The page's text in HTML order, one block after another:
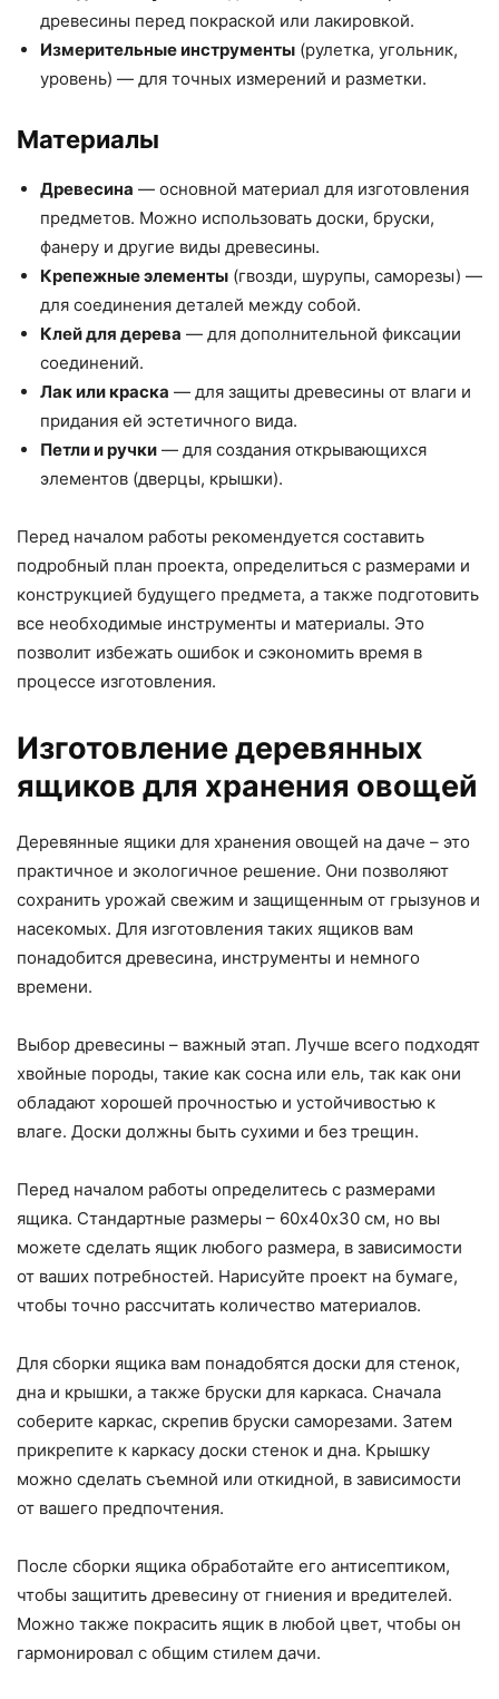
древесины перед покраской или лакировкой.
Измерительные инструменты (рулетка, угольник,
уровень) — для точных измерений и разметки.
Материалы
Древесина — основной материал для изготовления
предметов. Можно использовать доски, бруски,
фанеру и другие виды древесины.
Крепежные элементы (гвозди, шурупы, саморезы) —
для соединения деталей между собой.
Клей для дерева — для дополнительной фиксации
соединений.
Лак или краска — для защиты древесины от влаги и
придания ей эстетичного вида.
Петли и ручки — для создания открывающихся
элементов (дверцы, крышки).
Перед началом работы рекомендуется составить
подробный план проекта, определиться с размерами и
конструкцией будущего предмета, а также подготовить
все необходимые инструменты и материалы. Это
позволит избежать ошибок и сэкономить время в
процессе изготовления.
Изготовление деревянных
ящиков для хранения овощей
Деревянные ящики для хранения овощей на даче – это
практичное и экологичное решение. Они позволяют
сохранить урожай свежим и защищенным от грызунов и
насекомых. Для изготовления таких ящиков вам
понадобится древесина, инструменты и немного
времени.
Выбор древесины – важный этап. Лучше всего подходят
хвойные породы, такие как сосна или ель, так как они
обладают хорошей прочностью и устойчивостью к
влаге. Доски должны быть сухими и без трещин.
Перед началом работы определитесь с размерами
ящика. Стандартные размеры – 60х40х30 см, но вы
можете сделать ящик любого размера, в зависимости
от ваших потребностей. Нарисуйте проект на бумаге,
чтобы точно рассчитать количество материалов.
Для сборки ящика вам понадобятся доски для стенок,
дна и крышки, а также бруски для каркаса. Сначала
соберите каркас, скрепив бруски саморезами. Затем
прикрепите к каркасу доски стенок и дна. Крышку
можно сделать съемной или откидной, в зависимости
от вашего предпочтения.
После сборки ящика обработайте его антисептиком,
чтобы защитить древесину от гниения и вредителей.
Можно также покрасить ящик в любой цвет, чтобы он
гармонировал с общим стилем дачи.